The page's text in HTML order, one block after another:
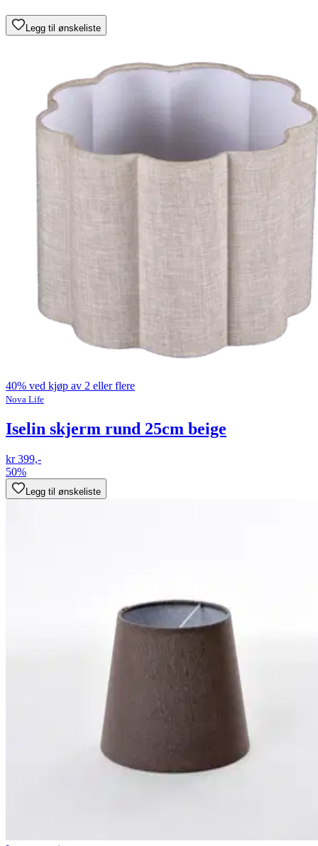
Legg til ønskeliste
40% ved kjøp av 2 eller flere
Nova Life
Iselin skjerm rund 25cm beige
kr 399,-
50%
Legg til ønskeliste